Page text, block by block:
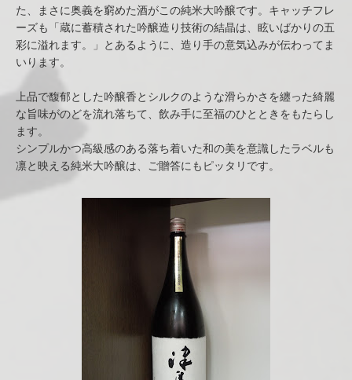
た、まさに奥義を窮めた酒がこの純米大吟醸です。キャッチフレ
ーズも「蔵に蓄積された吟醸造り技術の結晶は、眩いばかりの五
彩に溢れます。」とあるように、造り手の意気込みが伝わってま
いります。
上品で馥郁とした吟醸香とシルクのような滑らかさを纏った綺麗
な旨味がのどを流れ落ちて、飲み手に至福のひとときをもたらし
ます。
シンプルかつ高級感のある落ち着いた和の美を意識したラベルも
凛と映える純米大吟醸は、ご贈答にもピッタリです。